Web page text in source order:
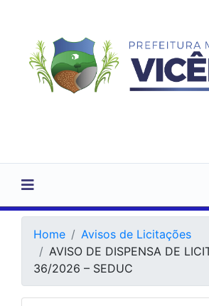
Home
Avisos de Licitações
AVISO DE DISPENSA DE
36/2026 – SEDUC